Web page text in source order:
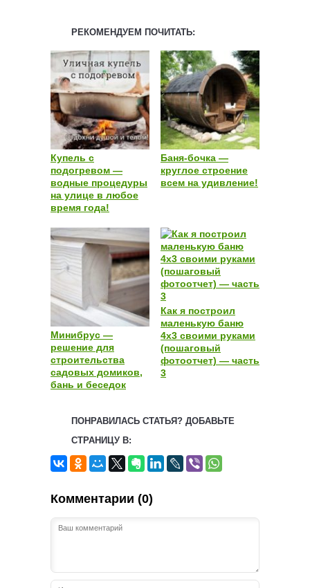
РЕКОМЕНДУЕМ ПОЧИТАТЬ:
Купель с
подогревом —
водные процедуры
на улице в любое
время года!
Баня-бочка —
круглое строение
всем на удивление!
Минибрус —
решение для
строительства
садовых домиков,
бань и беседок
Как я построил
маленькую баню
4х3 своими руками
(пошаговый
фотоотчет) — часть
3
ПОНРАВИЛАСЬ СТАТЬЯ? ДОБАВЬТЕ
СТРАНИЦУ В:
Комментарии (0)